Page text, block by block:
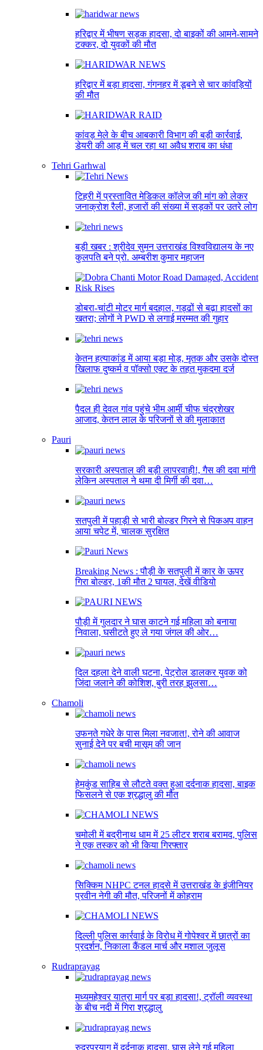
हरिद्वार में भीषण सड़क हादसा, दो बाइकों की आमने-सामने
टक्कर, दो युवकों की मौत
हरिद्वार में बड़ा हादसा, गंगनहर में डूबने से चार कांवड़ियों
की मौत
कांवड़ मेले के बीच आबकारी विभाग की बड़ी कार्रवाई,
डेयरी की आड़ में चल रहा था अवैध शराब का धंधा
Tehri Garhwal
टिहरी में प्रस्तावित मेडिकल कॉलेज की मांग को लेकर
जनाक्रोश रैली, हजारों की संख्या में सड़कों पर उतरे लोग
बड़ी खबर : श्रीदेव सुमन उत्तराखंड विश्वविद्यालय के नए
कुलपति बने प्रो. अम्बरीश कुमार महाजन
डोबरा-चांटी मोटर मार्ग बदहाल, गड्ढों से बढ़ा हादसों का
खतरा; लोगों ने PWD से लगाई मरम्मत की गुहार
केतन हत्याकांड में आया बड़ा मोड़, मृतक और उसके दोस्त
खिलाफ दुष्कर्म व पॉक्सो एक्ट के तहत मुकदमा दर्ज
पैदल ही देवल गांव पहुंचे भीम आर्मी चीफ चंद्रशेखर
आजाद, केतन लाल के परिजनों से की मुलाकात
Pauri
सरकारी अस्पताल की बड़ी लापरवाही!, गैस की दवा मांगी
लेकिन अस्पताल ने थमा दी मिर्गी की दवा…
सतपुली में पहाड़ी से भारी बोल्डर गिरने से पिकअप वाहन
आया चपेट में, चालक सुरक्षित
Breaking News : पौड़ी के सतपुली में कार के ऊपर
गिरा बोल्डर, 1की मौत 2 घायल, देखें वीडियो
पौड़ी में गुलदार ने घास काटने गई महिला को बनाया
निवाला, घसीटते हुए ले गया जंगल की ओर…
दिल दहला देने वाली घटना, पेट्रोल डालकर युवक को
जिंदा जलाने की कोशिश, बुरी तरह झुलसा…
Chamoli
उफनते गधेरे के पास मिला नवजात!, रोने की आवाज
सुनाई देने पर बची मासूम की जान
हेमकुंड साहिब से लौटते वक्त हुआ दर्दनाक हादसा, बाइक
फिसलने से एक श्रद्धालु की मौत
चमोली में बद्रीनाथ धाम में 25 लीटर शराब बरामद, पुलिस
ने एक तस्कर को भी किया गिरफ्तार
सिक्किम NHPC टनल हादसे में उत्तराखंड के इंजीनियर
प्रवीन नेगी की मौत, परिजनों में कोहराम
दिल्ली पुलिस कार्रवाई के विरोध में गोपेश्वर में छात्रों का
प्रदर्शन, निकाला कैंडल मार्च और मशाल जुलूस
Rudraprayag
मध्यमहेश्वर यात्रा मार्ग पर बड़ा हादसा!, ट्रॉली व्यवस्था
के बीच नदी में गिरा श्रद्धालु
रुद्रप्रयाग में दर्दनाक हादसा, घास लेने गई महिला